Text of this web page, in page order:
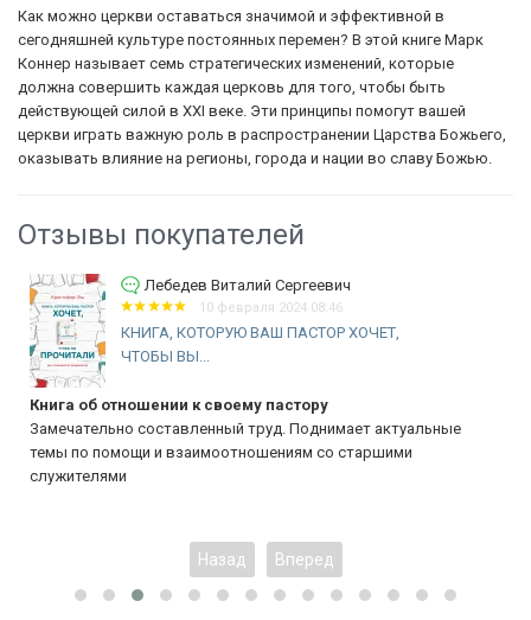
Как можно церкви оставаться значимой и эффективной в
сегодняшней культуре постоянных перемен? В этой книге Марк
Коннер называет семь стратегических изменений, которые
должна совершить каждая церковь для того, чтобы быть
действующей силой в XXI веке. Эти принципы помогут вашей
церкви играть важную роль в распространении Царства Божьего,
оказывать влияние на регионы, города и нации во славу Божью.
Отзывы покупателей
Лебедев Виталий Сергеевич
10 февраля 2024 08:46
КНИГА, КОТОРУЮ ВАШ ПАСТОР ХОЧЕТ,
ЧТОБЫ ВЫ...
Книга об отношении к своему пастору
Замечательно составленный труд. Поднимает актуальные
темы по помощи и взаимоотношениям со старшими
служителями
Назад Вперед